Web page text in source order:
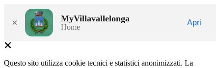
× MyVillavallelonga
Home
Apri
Questo sito utilizza cookie tecnici e statistici anonimizzati. La